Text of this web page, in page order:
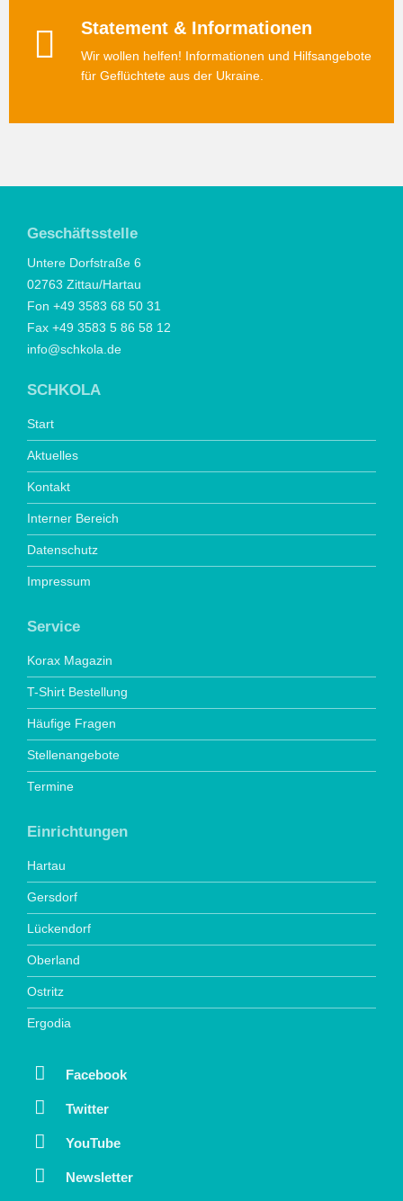
Statement & Informationen
Wir wollen helfen! Informationen und Hilfsangebote
für Geflüchtete aus der Ukraine.
Geschäftsstelle
Untere Dorfstraße 6
02763 Zittau/Hartau
Fon +49 3583 68 50 31
Fax +49 3583 5 86 58 12
info@schkola.de
SCHKOLA
Start
Aktuelles
Kontakt
Interner Bereich
Datenschutz
Impressum
Service
Korax Magazin
T-Shirt Bestellung
Häufige Fragen
Stellenangebote
Termine
Einrichtungen
Hartau
Gersdorf
Lückendorf
Oberland
Ostritz
Ergodia
Facebook
Twitter
YouTube
Newsletter